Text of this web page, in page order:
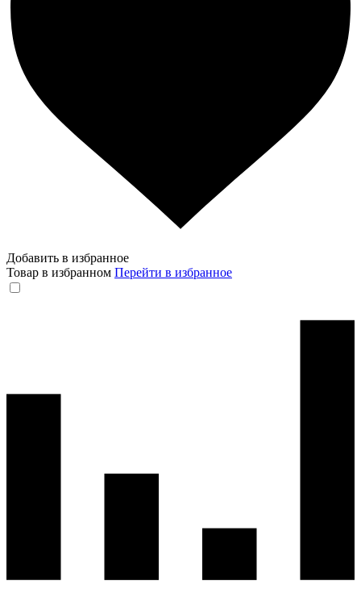
Добавить в избранное
Товар в избранном Перейти в избранное